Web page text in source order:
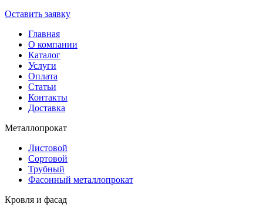
Оставить заявку
Главная
О компании
Каталог
Услуги
Оплата
Статьи
Контакты
Доставка
Металлопрокат
Листовой
Сортовой
Трубный
Фасонный металлопрокат
Кровля и фасад